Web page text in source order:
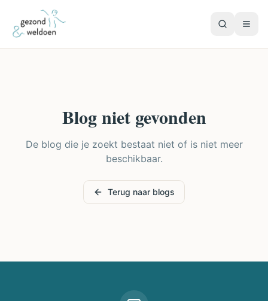
Blog niet gevonden
De blog die je zoekt bestaat niet of is niet meer
beschikbaar.
Terug naar blogs